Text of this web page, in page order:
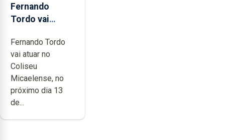
Fernando
Tordo vai
anos de
carreira no
Coliseu
Micaelense
Fernando Tordo
vai atuar no
Coliseu
Micaelense, no
próximo dia 13
de...